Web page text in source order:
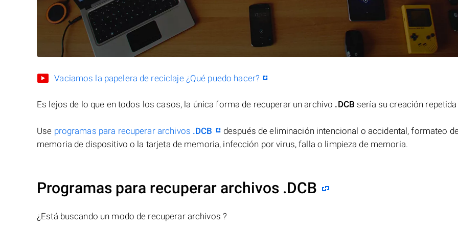
Vaciamos la papelera de reciclaje ¿Qué puedo hacer?
Es lejos de lo que en todos los casos, la única forma de recuperar un archivo .DCB sería su creación repetida
Use programas para recuperar archivos .DCB
después de eliminación intencional o accidental, formateo
memoria de dispositivo o la tarjeta de memoria, infección por virus, falla o limpieza de memoria.
Programas para recuperar archivos .DCB
¿Está buscando un modo de recuperar archivos ?